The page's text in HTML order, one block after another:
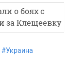
о боях с
за Клещеевку
#Украина